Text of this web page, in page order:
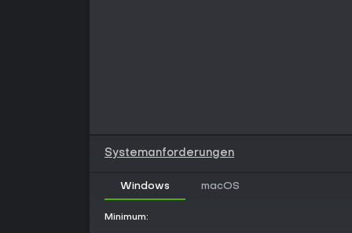
Systemanforderungen
Windows macOS
Minimum: